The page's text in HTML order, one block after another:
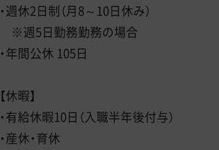
・週休2日制（月8～10日休み）
※週5日勤務勤務の場合
・年間公休 105日
【休暇】
・有給休暇10日（入職半年後付与）
・産休・育休